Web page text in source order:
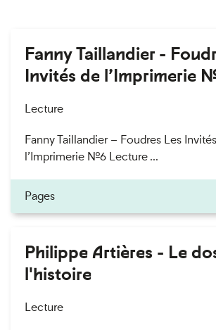
Fanny Taillandier -
Invités de l’Imprimerie
Lecture
Fanny Taillandier – Foudres Les
l’Imprimerie n°6 Lecture ...
Pages
Philippe Artières - Le
l'histoire
Lecture